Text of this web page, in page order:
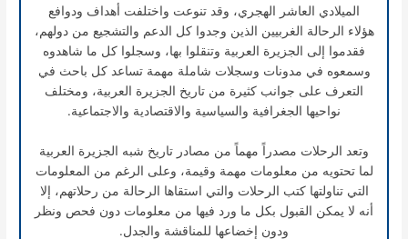
الميلادي العاشر الهجري، وقد تنوعت واختلفت أهداف ودوافع
هؤلاء الرحالة الغربيين الذين وجدوا كل الدعم والتشجيع من دولهم،
فقدموا إلى الجزيرة العربية وتنقلوا بها، وسجلوا كل ما شاهدوه
وسمعوه في مدونات وسجلات شاملة مهمة تساعد كل باحث في
التعرف على جوانب كثيرة من تاريخ الجزيرة العربية، ومختلف
نواحيها الجغرافية والسياسية والاقتصادية والاجتماعية.
وتعد الرحلات مصدراً مهماً من مصادر تاريخ شبه الجزيرة العربية
لما تحتويه من معلومات مهمة وقيمة، وعلى الرغم من المعلومات
التي تناولتها كتب الرحلات والتي استقاها الرحالة من رحلاتهم، إلا
أنه لا يمكن القبول بكل ما ورد فيها من معلومات دون فحص ونظر
ودون إخضاعها للمناقشة والجدل.